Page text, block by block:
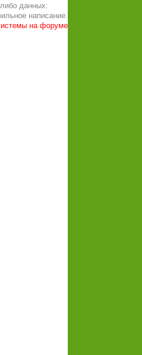
данных:
написание.
на форуме